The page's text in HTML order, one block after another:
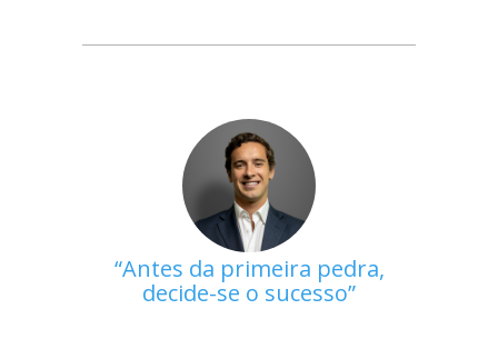
Antes da primeira pedra,
decide-se o sucesso